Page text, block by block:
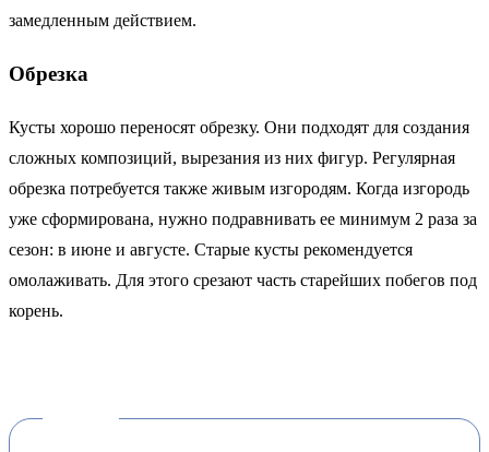
замедленным действием.
Обрезка
Кусты хорошо переносят обрезку. Они подходят для создания
сложных композиций, вырезания из них фигур. Регулярная
обрезка потребуется также живым изгородям. Когда изгородь
уже сформирована, нужно подравнивать ее минимум 2 раза за
сезон: в июне и августе. Старые кусты рекомендуется
омолаживать. Для этого срезают часть старейших побегов под
корень.